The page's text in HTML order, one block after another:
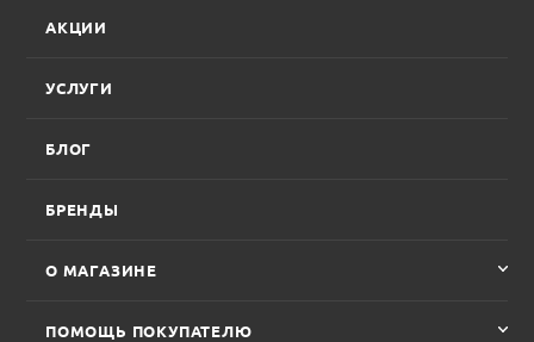
АКЦИИ
УСЛУГИ
БЛОГ
БРЕНДЫ
О МАГАЗИНЕ
ПОМОЩЬ ПОКУПАТЕЛЮ